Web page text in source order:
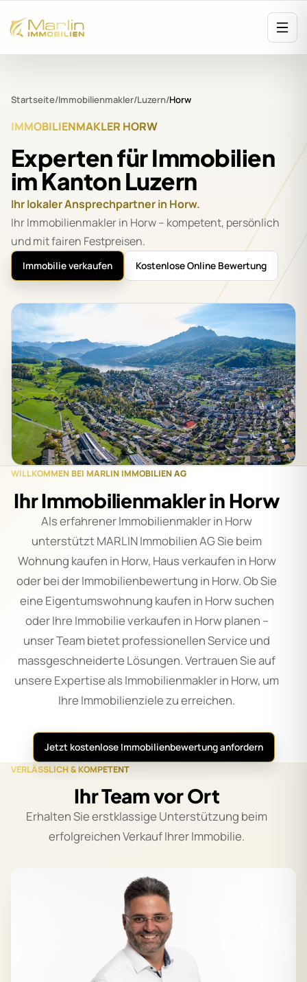
Startseite/Immobilienmakler/Luzern/Horw
IMMOBILIENMAKLER HORW
Experten für Immobilien
im Kanton Luzern
Ihr lokaler Ansprechpartner in Horw.
Ihr Immobilienmakler in Horw – kompetent, persönlich
und mit fairen Festpreisen.
Immobilie verkaufen Kostenlose Online Bewertung
WILLKOMMEN BEI MARLIN IMMOBILIEN AG
Ihr Immobilienmakler in Horw
Als erfahrener Immobilienmakler in Horw
unterstützt MARLIN Immobilien AG Sie beim
Wohnung kaufen in Horw, Haus verkaufen in Horw
oder bei der Immobilienbewertung in Horw. Ob Sie
eine Eigentumswohnung kaufen in Horw suchen
oder Ihre Immobilie verkaufen in Horw planen –
unser Team bietet professionellen Service und
massgeschneiderte Lösungen. Vertrauen Sie auf
unsere Expertise als Immobilienmakler in Horw, um
Ihre Immobilienziele zu erreichen.
Jetzt kostenlose Immobilienbewertung anfordern
VERLÄSSLICH & KOMPETENT
Ihr Team vor Ort
Erhalten Sie erstklassige Unterstützung beim
erfolgreichen Verkauf Ihrer Immobilie.